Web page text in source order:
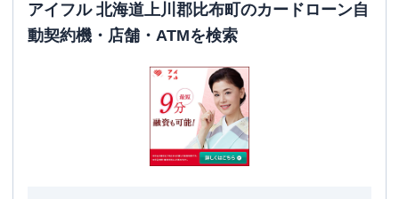
アイフル 北海道上川郡比布町のカードローン自
動契約機・店舗・ATMを検索